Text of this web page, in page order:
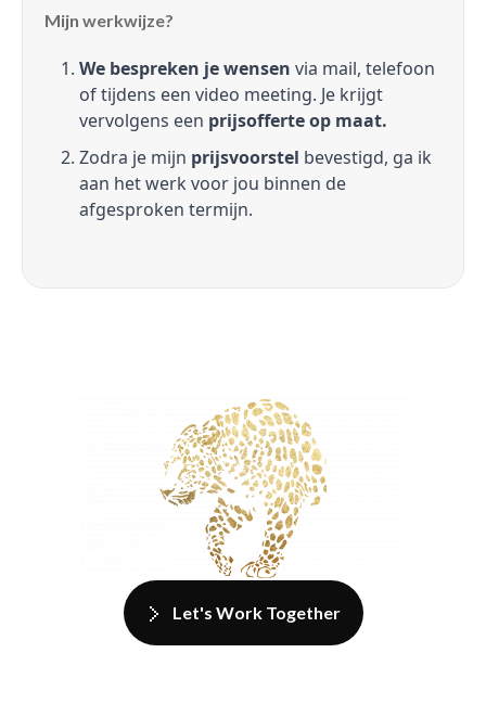
Mijn werkwijze?
We bespreken je wensen via mail, telefoon
of tijdens een video meeting. Je krijgt
vervolgens een prijsofferte op maat.
Zodra je mijn prijsvoorstel bevestigd, ga ik
aan het werk voor jou binnen de
afgesproken termijn.
Let's Work Together